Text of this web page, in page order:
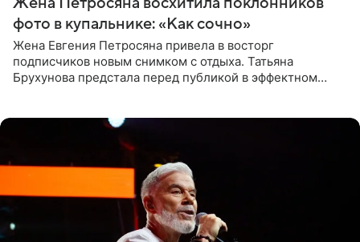
фото в купальнике: «Как сочно»
Жена Евгения Петросяна привела в восторг
подписчиков новым снимком с отдыха. Татьяна
Брухунова предстала перед публикой в эффектном